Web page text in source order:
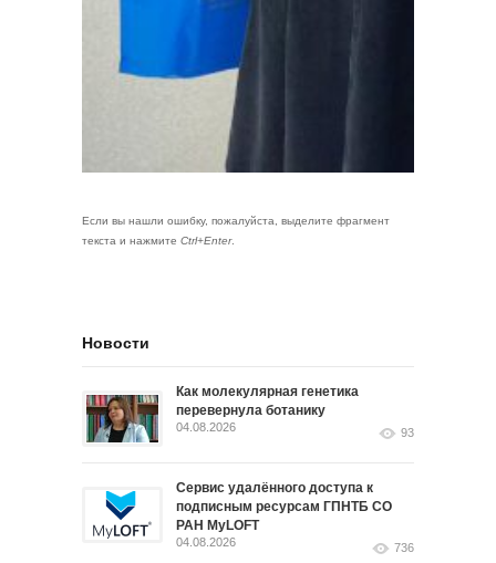
Если вы нашли ошибку, пожалуйста, выделите фрагмент
текста и нажмите Ctrl+Enter.
Новости
Как молекулярная генетика
перевернула ботанику
04.08.2026 93
Сервис удалённого доступа к
подписным ресурсам ГПНТБ СО
РАН MyLOFT
04.08.2026 736